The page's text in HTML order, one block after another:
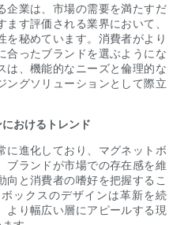
企業は、市場の需要を満たすだ
す評価される業界において、
を秘めています。消費者がより
合ったブランドを選ぶようにな
は、機能的なニーズと倫理的な
ングソリューションとして際立
おけるトレンド
に進化しており、マグネットボ
ブランドが市場での存在感を維
と消費者の嗜好を把握するこ
ックスのデザインは革新を続
より幅広い層にアピールする現